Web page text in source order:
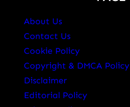
About Us
Contact Us
Cookie Policy
Copyright & DMCA Policy
Disclaimer
Editorial Policy